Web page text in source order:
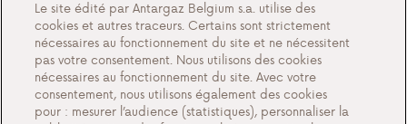
QFP
À propos de nous
Rencontrez Antargaz
Le site édité par Antargaz Belgium s.a. utilise des
cookies et autres traceurs. Certains sont strictement
nécessaires au fonctionnement du site et ne nécessitent
pas votre consentement. Nous utilisons des cookies
nécessaires au fonctionnement du site. Avec votre
consentement, nous utilisons également des cookies
pour : mesurer l’audience (statistiques), personnaliser la